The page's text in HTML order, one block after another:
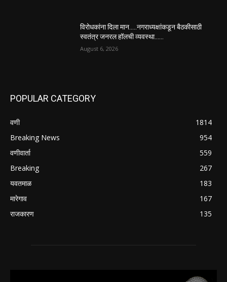
विरोधकांना दिला मान…..नगराध्यक्षांकडून बैठकीसाठी
स्वतंत्र जनरल हॉलची व्यवस्था……
August 6, 2026
POPULAR CATEGORY
वणी
1814
Breaking News
954
वणीवार्ता
559
Breaking
267
यवतमाळ
183
मारेगाव
167
राजकारण
135